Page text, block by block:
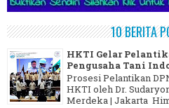
10 BERITA
HKTI Gelar
Pengusaha Tani
Prosesi Pelantikan
HKTI oleh Dr.
Merdeka | Jakarta